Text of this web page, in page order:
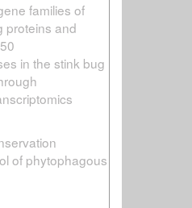
families of
proteins and
in the stink bug
of phytophagous